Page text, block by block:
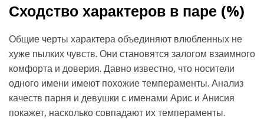
Сходство характеров в паре (%)
Общие черты характера объединяют влюбленных не
хуже пылких чувств. Они становятся залогом взаимного
комфорта и доверия. Давно известно, что носители
одного имени имеют похожие темпераменты. Анализ
качеств парня и девушки с именами Арис и Анисия
покажет, насколько совпадают их темпераменты.